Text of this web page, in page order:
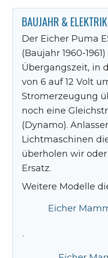
BAUJAHR & ELEKTRIK
Der Eicher Puma
(Baujahr 1960-
Übergangszeit, in
von 6 auf 12 Volt
Stromerzeugung
noch eine
(Dynamo).
Lichtmaschinen
überholen wir
Ersatz.
Weitere Modelle
Eicher
·